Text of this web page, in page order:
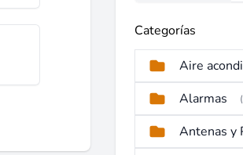
Categorías
Aire
Alarmas
Antenas y